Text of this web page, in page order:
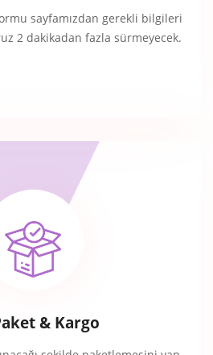
sayfamızdan gerekli bilgileri
2 dakikadan fazla sürmeyecek.
& Kargo